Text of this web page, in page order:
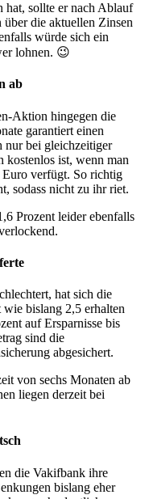
hat, sollte er nach Ablauf
die aktuellen Zinsen
würde sich ein
lohnen. 😉
ab
Aktion hingegen die
garantiert einen
nur bei gleichzeitiger
kostenlos ist, wenn man
Euro verfügt. So richtig
sodass nicht zu ihr riet.
Prozent leider ebenfalls
hat sich die
wie bislang 2,5 erhalten
auf Ersparnisse bis
sind die
abgesichert.
von sechs Monaten ab
liegen derzeit bei
die Vakifbank ihre
bislang eher